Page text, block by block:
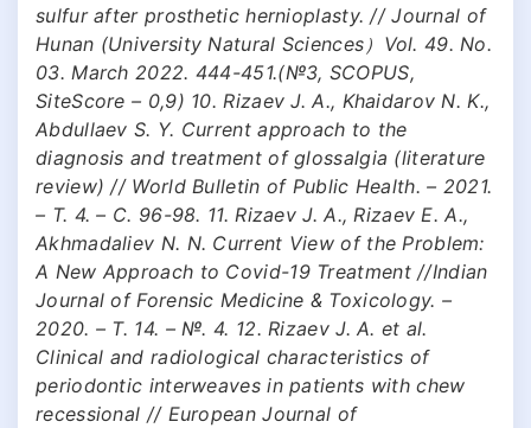
sulfur after prosthetic hernioplasty. // Journal of
Hunan (University Natural Sciences）Vol. 49. No.
03. March 2022. 444-451.(№3, SCOPUS,
SiteScore – 0,9) 10. Rizaev J. A., Khaidarov N. K.,
Abdullaev S. Y. Current approach to the
diagnosis and treatment of glossalgia (literature
review) // World Bulletin of Public Health. – 2021.
– Т. 4. – С. 96-98. 11. Rizaev J. A., Rizaev E. A.,
Akhmadaliev N. N. Current View of the Problem:
A New Approach to Covid-19 Treatment //Indian
Journal of Forensic Medicine & Toxicology. –
2020. – Т. 14. – №. 4. 12. Rizaev J. A. et al.
Clinical and radiological characteristics of
periodontic interweaves in patients with chew
recessional // European Journal of